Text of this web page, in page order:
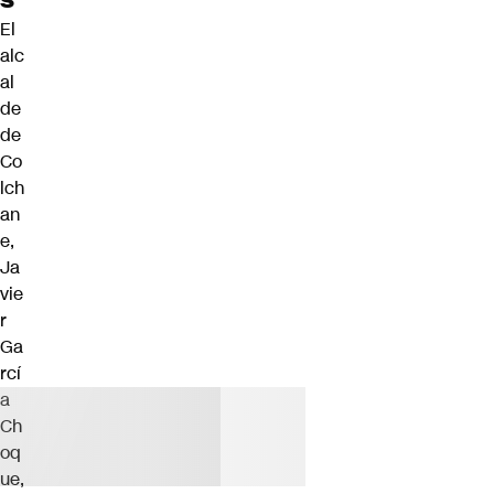
El
alc
al
de
de
Co
lch
an
e,
Ja
vie
r
Ga
rcí
a
Ch
oq
ue,